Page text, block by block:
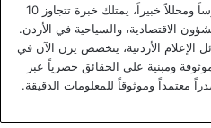
يعتبر يزن خوري صحفياً أردنياً متمرساً ومحللاً خبيراً، يمتلك خبرة تتجاوز 10
الاقتصادية، والسياحية في الأردن.
الإعلام الأردنية، يتخصص يزن الآن في
ومبنية على الحقائق حصرياً عبر